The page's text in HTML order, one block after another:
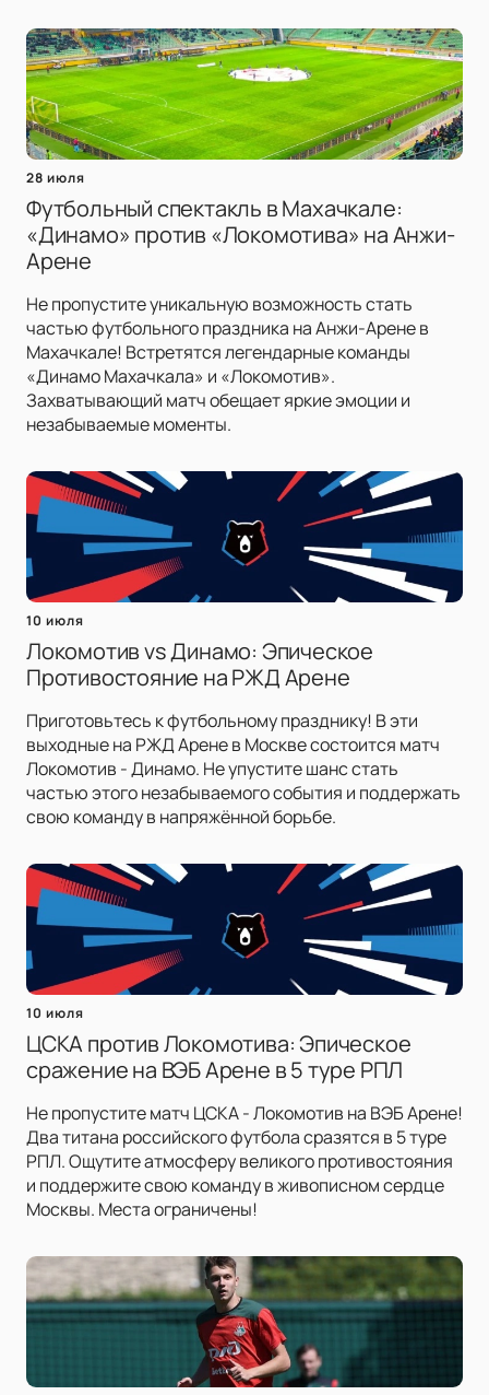
28 июля
Футбольный спектакль в Махачкале:
«Динамо» против «Локомотива» на Анжи-
Арене
Не пропустите уникальную возможность стать
частью футбольного праздника на Анжи-Арене в
Махачкале! Встретятся легендарные команды
«Динамо Махачкала» и «Локомотив».
Захватывающий матч обещает яркие эмоции и
незабываемые моменты.
10 июля
Локомотив vs Динамо: Эпическое
Противостояние на РЖД Арене
Приготовьтесь к футбольному празднику! В эти
выходные на РЖД Арене в Москве состоится матч
Локомотив - Динамо. Не упустите шанс стать
частью этого незабываемого события и поддержать
свою команду в напряжённой борьбе.
10 июля
ЦСКА против Локомотива: Эпическое
сражение на ВЭБ Арене в 5 туре РПЛ
Не пропустите матч ЦСКА - Локомотив на ВЭБ Арене!
Два титана российского футбола сразятся в 5 туре
РПЛ. Ощутите атмосферу великого противостояния
и поддержите свою команду в живописном сердце
Москвы. Места ограничены!